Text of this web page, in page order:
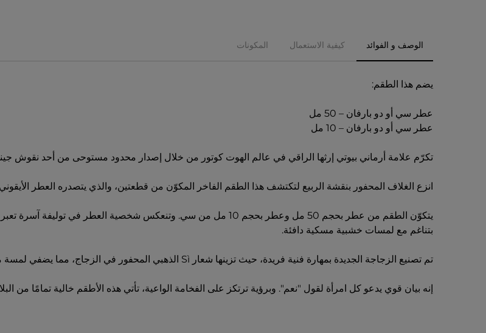
الوصف و الفوائد كيفية الاستعمال المكونات
يضم هذا الطقم:
عطر سي أو دو بارفان – 50 مل
عطر سي أو دو بارفان – 10 مل
تكرّم علامة أرماني بيوتي إرثها الراقي في عالم الهوت كوتور من خلال إصدار محدود مستوحى من أحد نقوش
انزع الغلاف المحفور بنقشة الربيع لتكتشف هذا الطقم الفاخر المكوّن من قطعتين، والذي يتصدره العطر
يتكوّن الطقم من عطر بحجم 50 مل وعطر بحجم 10 مل من سي. وتنعكس شخصية
بتناغم مع لمسات خشبية مسكية دافئة.
تم تصنيع الزجاجة الجديدة بمهارة فنية فريدة، حيث تزينها شعار Sì الذهبي المحفور في الزجاج، مما يضفي لمسة من الفخامة على هذا العطر الراقي.
إنه بيان قوي يدعو كل امرأة لقول "نعم". وبرؤية ترتكز على الفخامة الواعية، تأتي هذه الأطقم خالية تمامًا من